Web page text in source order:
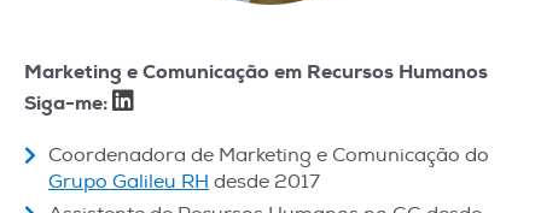
Marketing e Comunicação em Recursos Humanos
Siga-me:
Coordenadora de Marketing e Comunicação do
Grupo Galileu RH desde 2017